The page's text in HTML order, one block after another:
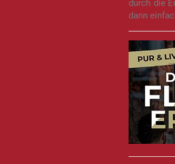
durch die
dann